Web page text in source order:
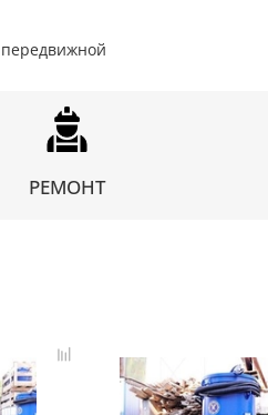
передвижной
РЕМОНТ